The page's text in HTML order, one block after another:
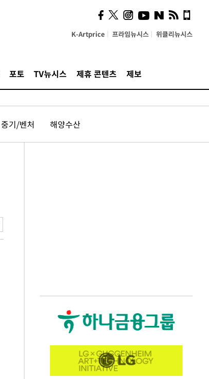
K-Artprice 프라임뉴시스 위클리뉴시스
포토 TV뉴시스 제휴 콘텐츠 제보
중기/벤처 해양수산